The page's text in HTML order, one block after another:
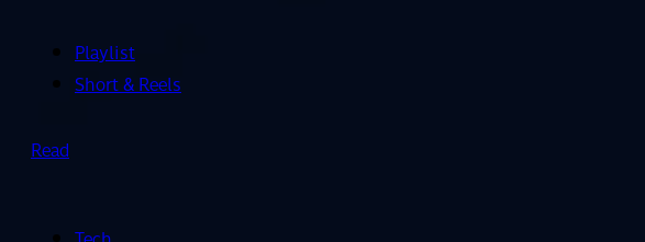
Playlist
Short & Reels
Read